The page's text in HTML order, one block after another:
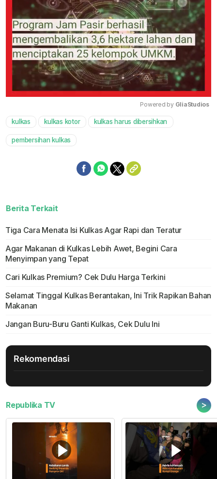
Powered by GliaStudios
kulkas kulkas kotor kulkas harus dibersihkan
pembersihan kulkas
Berita Terkait
Tiga Cara Menata Isi Kulkas Agar Rapi dan Teratur
Agar Makanan di Kulkas Lebih Awet, Begini Cara
Menyimpan yang Tepat
Cari Kulkas Premium? Cek Dulu Harga Terkini
Selamat Tinggal Kulkas Berantakan, Ini Trik Rapikan Bahan
Makanan
Jangan Buru-Buru Ganti Kulkas, Cek Dulu Ini
Rekomendasi
Republika TV >